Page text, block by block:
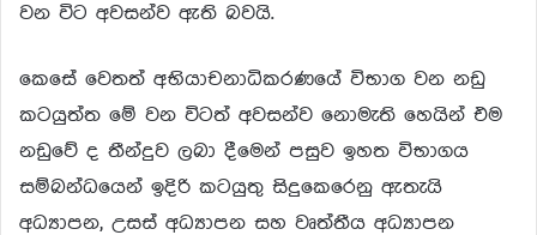
වන විට අවසන්ව ඇති බවයි.
කෙසේ වෙතත් අභියාචනාධිකරණයේ විභාග වන නඩු
කටයුත්ත මේ වන විටත් අවසන්ව නොමැති හෙයින් එම
නඩුවේ ද තීන්දුව ලබා දීමෙන් පසුව ඉහත විභාගය
සම්බන්ධයෙන් ඉදිරි කටයුතු සිදුකෙරෙනු ඇතැයි
අධ්‍යාපන, උසස් අධ්‍යාපන සහ වෘත්තීය අධ්‍යාපන